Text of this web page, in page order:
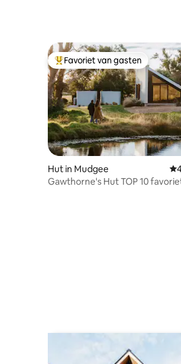
Topfavoriet van gasten
Favoriet van gasten
Hut in Mudgee
Gawthorne's Hut TOP 10 favoriet ter